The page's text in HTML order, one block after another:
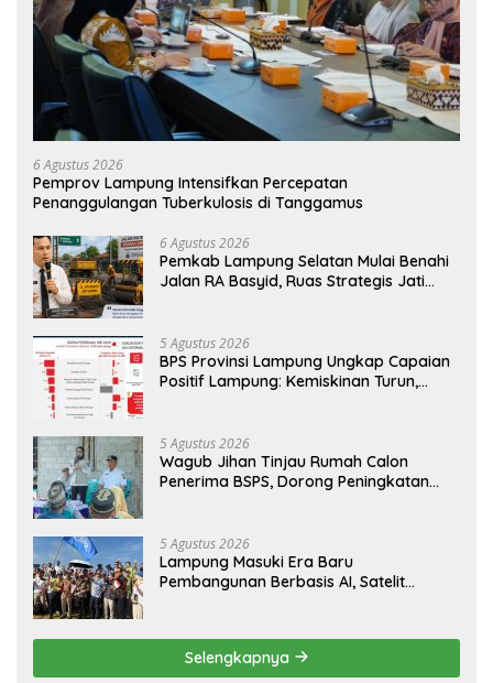
6 Agustus 2026
Pemprov Lampung Intensifkan Percepatan
Penanggulangan Tuberkulosis di Tanggamus
6 Agustus 2026
Pemkab Lampung Selatan Mulai Benahi
Jalan RA Basyid, Ruas Strategis Jati
5 Agustus 2026
BPS Provinsi Lampung Ungkap Capaian
Positif Lampung: Kemiskinan Turun,
5 Agustus 2026
Wagub Jihan Tinjau Rumah Calon
Penerima BSPS, Dorong Peningkatan
5 Agustus 2026
Lampung Masuki Era Baru
Pembangunan Berbasis AI, Satelit
Selengkapnya